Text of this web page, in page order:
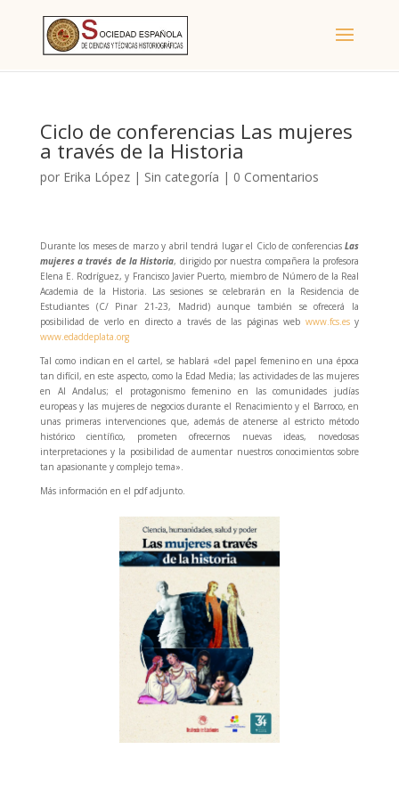
Ciclo de conferencias Las mujeres
a través de la Historia
por Erika López| Sin categoría | 0 Comentarios
Durante los meses de marzo y abril tendrá lugar el Ciclo de conferenciasLas
mujeres a través de la Historia, dirigido por nuestra compañera la profesora
Elena E. Rodríguez, y Francisco Javier Puerto, miembro de Número de la Real
Academia de la Historia. Las sesiones se celebrarán en la Residencia de
Estudiantes (C/ Pinar 21-23, Madrid) aunque también se ofrecerá la
posibilidad de verlo en directo a través de las páginas web www.fcs.esy
www.edaddeplata.org
Tal como indican en el cartel, se hablará «del papel femenino en una época
tan difícil, en este aspecto, como la Edad Media; las actividades de las mujeres
en Al Andalus; el protagonismo femenino en las comunidades judías
europeas y las mujeres de negocios durante el Renacimiento y el Barroco, en
unas primeras intervenciones que, además de atenerse al estricto método
histórico científico, prometen ofrecernos nuevas ideas, novedosas
interpretaciones y la posibilidad de aumentar nuestros conocimientos sobre
tan apasionante y complejo tema».
Más información en el pdf adjunto.